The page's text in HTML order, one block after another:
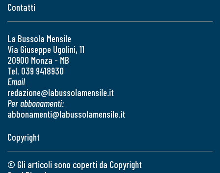
Contatti
La Bussola Mensile
Via Giuseppe Ugolini, 11
20900 Monza - MB
Tel. 039 9418930
Email
redazione@labussolamensile.it
Per abbonamenti:
abbonamenti@labussolamensile.it
Copyright
© Gli articoli sono coperti da Copyright